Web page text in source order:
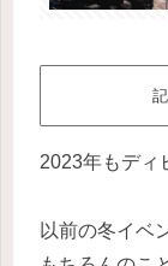
2023年もディ
以前の冬イベ